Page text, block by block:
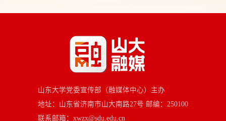
山东大学党委宣传部（融媒体中心）主办
地址：山东省济南市山大南路27号 邮编：250100
联系邮箱：xwzx@sdu.edu.cn